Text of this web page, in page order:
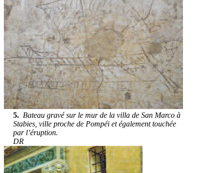
5. Bateau gravé sur le mur de la villa de San Marco à
Stabies, ville proche de Pompéi et également touchée
par l’éruption.
DR